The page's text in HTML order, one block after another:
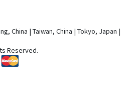
China | Taiwan, China | Tokyo, Japan |
Reserved.